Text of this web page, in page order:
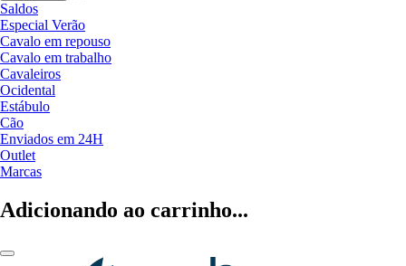
Saldos
Especial Verão
Cavalo em repouso
Cavalo em trabalho
Cavaleiros
Ocidental
Estábulo
Cão
Enviados em 24H
Outlet
Marcas
Adicionando ao carrinho...